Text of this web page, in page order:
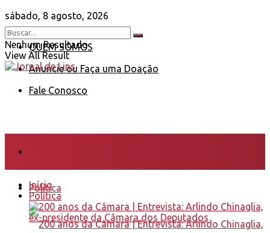
sábado, 8 agosto, 2026
QUEM SOMOS
Anuncie ou Faça uma Doação
Fale Conosco
Nenhum Resultado
View All Result
Política
Início
Política